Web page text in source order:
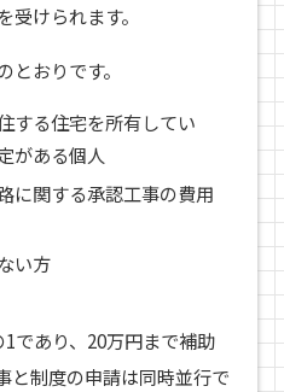
けられます。
おりです。
する住宅を所有してい
がある個人
に関する承認工事の費用
い方
であり、20万円まで補助
と制度の申請は同時並行で